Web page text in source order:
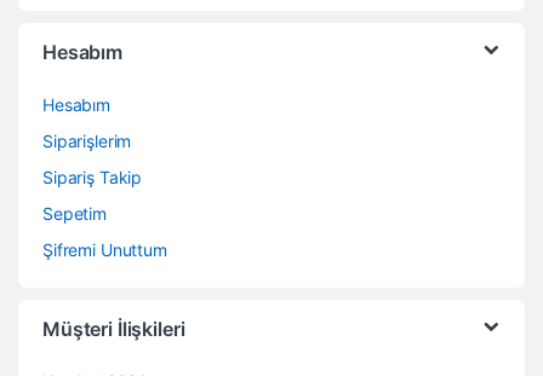
Hesabım
Hesabım
Siparişlerim
Sipariş Takip
Sepetim
Şifremi Unuttum
Müşteri İlişkileri